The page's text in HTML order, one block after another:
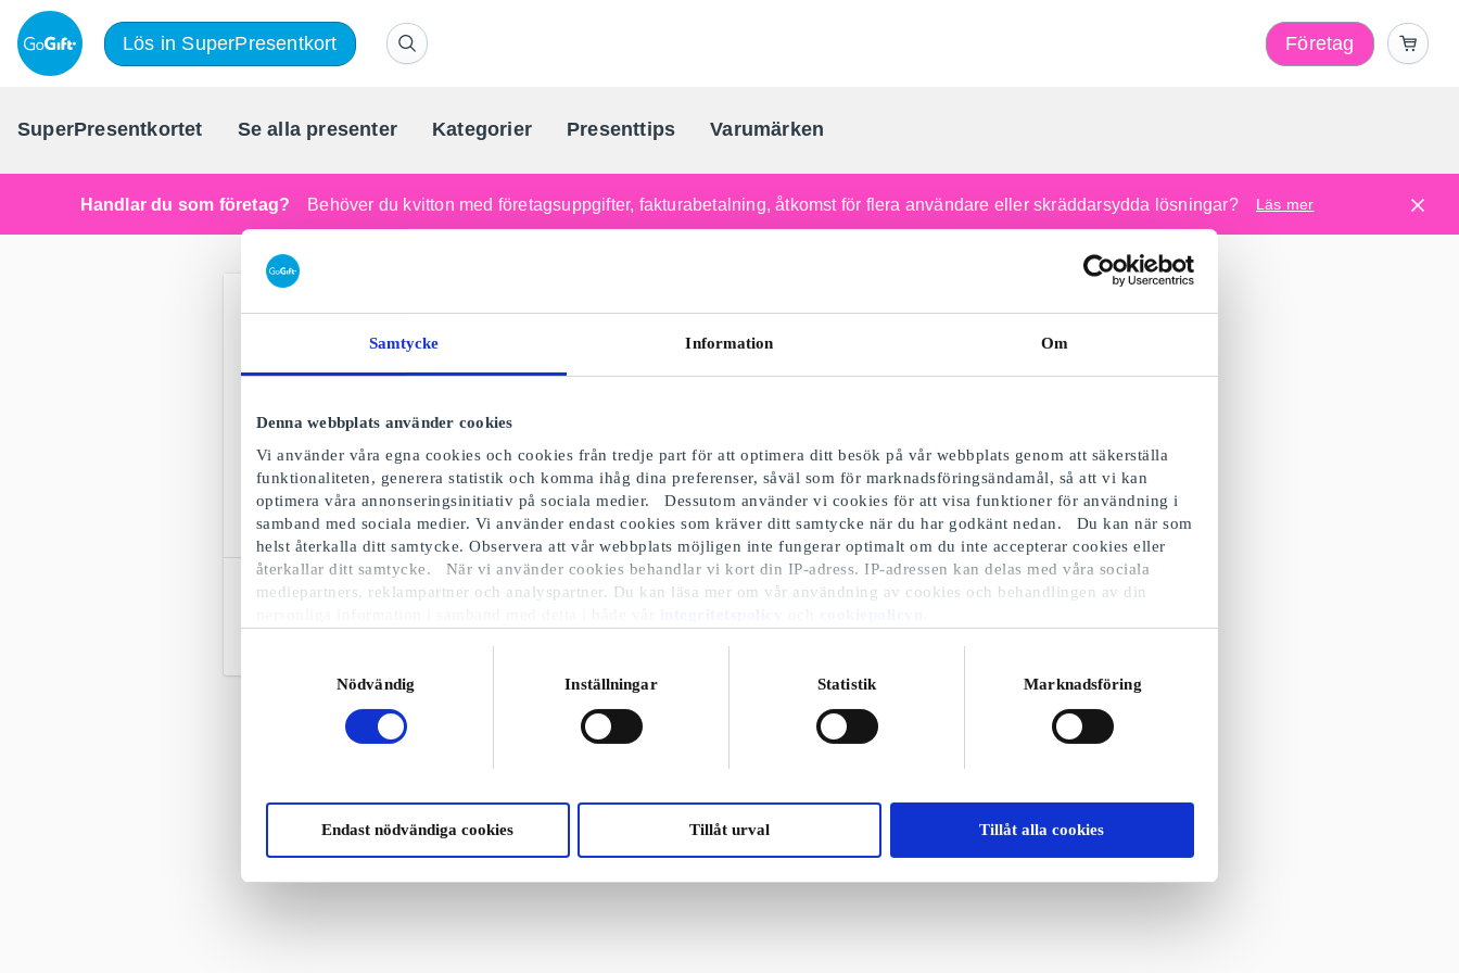
Samtycke Information Om
Denna webbplats använder cookies
Vi använder våra egna cookies och cookies från tredje part för att optimera ditt besök på vår webbplats genom att säkerställa
funktionaliteten, generera statistik och komma ihåg dina preferenser, såväl som för marknadsföringsändamål, så att vi kan
optimera våra annonseringsinitiativ på sociala medier. Dessutom använder vi cookies för att visa funktioner för användning i
samband med sociala medier. Vi använder endast cookies som kräver ditt samtycke när du har godkänt nedan. Du kan när som
helst återkalla ditt samtycke. Observera att vår webbplats möjligen inte fungerar optimalt om du inte accepterar cookies eller
återkallar ditt samtycke. När vi använder cookies behandlar vi kort din IP-adress. IP-adressen kan delas med våra sociala
mediepartners, reklampartner och analyspartner. Du kan läsa mer om vår användning av cookies och behandlingen av din
Nödvändig
Inställningar Statistik Marknadsföring
Endast nödvändiga cookies Tillåt urval Tillåt alla cookies
Lös in SuperPresentkort Företag
SuperPresentkortet Se alla presenter Kategorier Presenttips Varumärken
Sveriges största presentkortportal
Handlar du som företag? Behöver du kvitton med företagsuppgifter, fakturabetalning, åtkomst för flera användare eller skräddarsydda lösningar? Läs mer
Designtorget Presentkort